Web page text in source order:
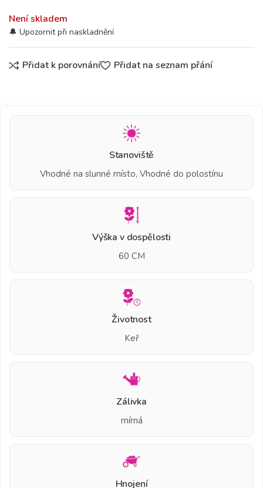
Není skladem
Přidat k porovnání Přidat na seznam přání
Stanoviště
Vhodné na slunné místo, Vhodné do polostínu
Výška v dospělosti
60 CM
Životnost
Keř
Zálivka
mírná
Hnojení